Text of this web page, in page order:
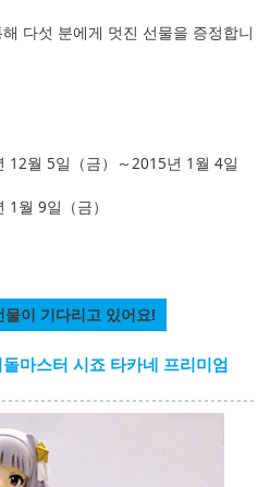
다섯 분에게 멋진 선물을 증정합니
월 5일（금）～2015년 1월 4일
9일（금）
이 기다리고 있어요!
마스터 시죠 타카네 프리미엄